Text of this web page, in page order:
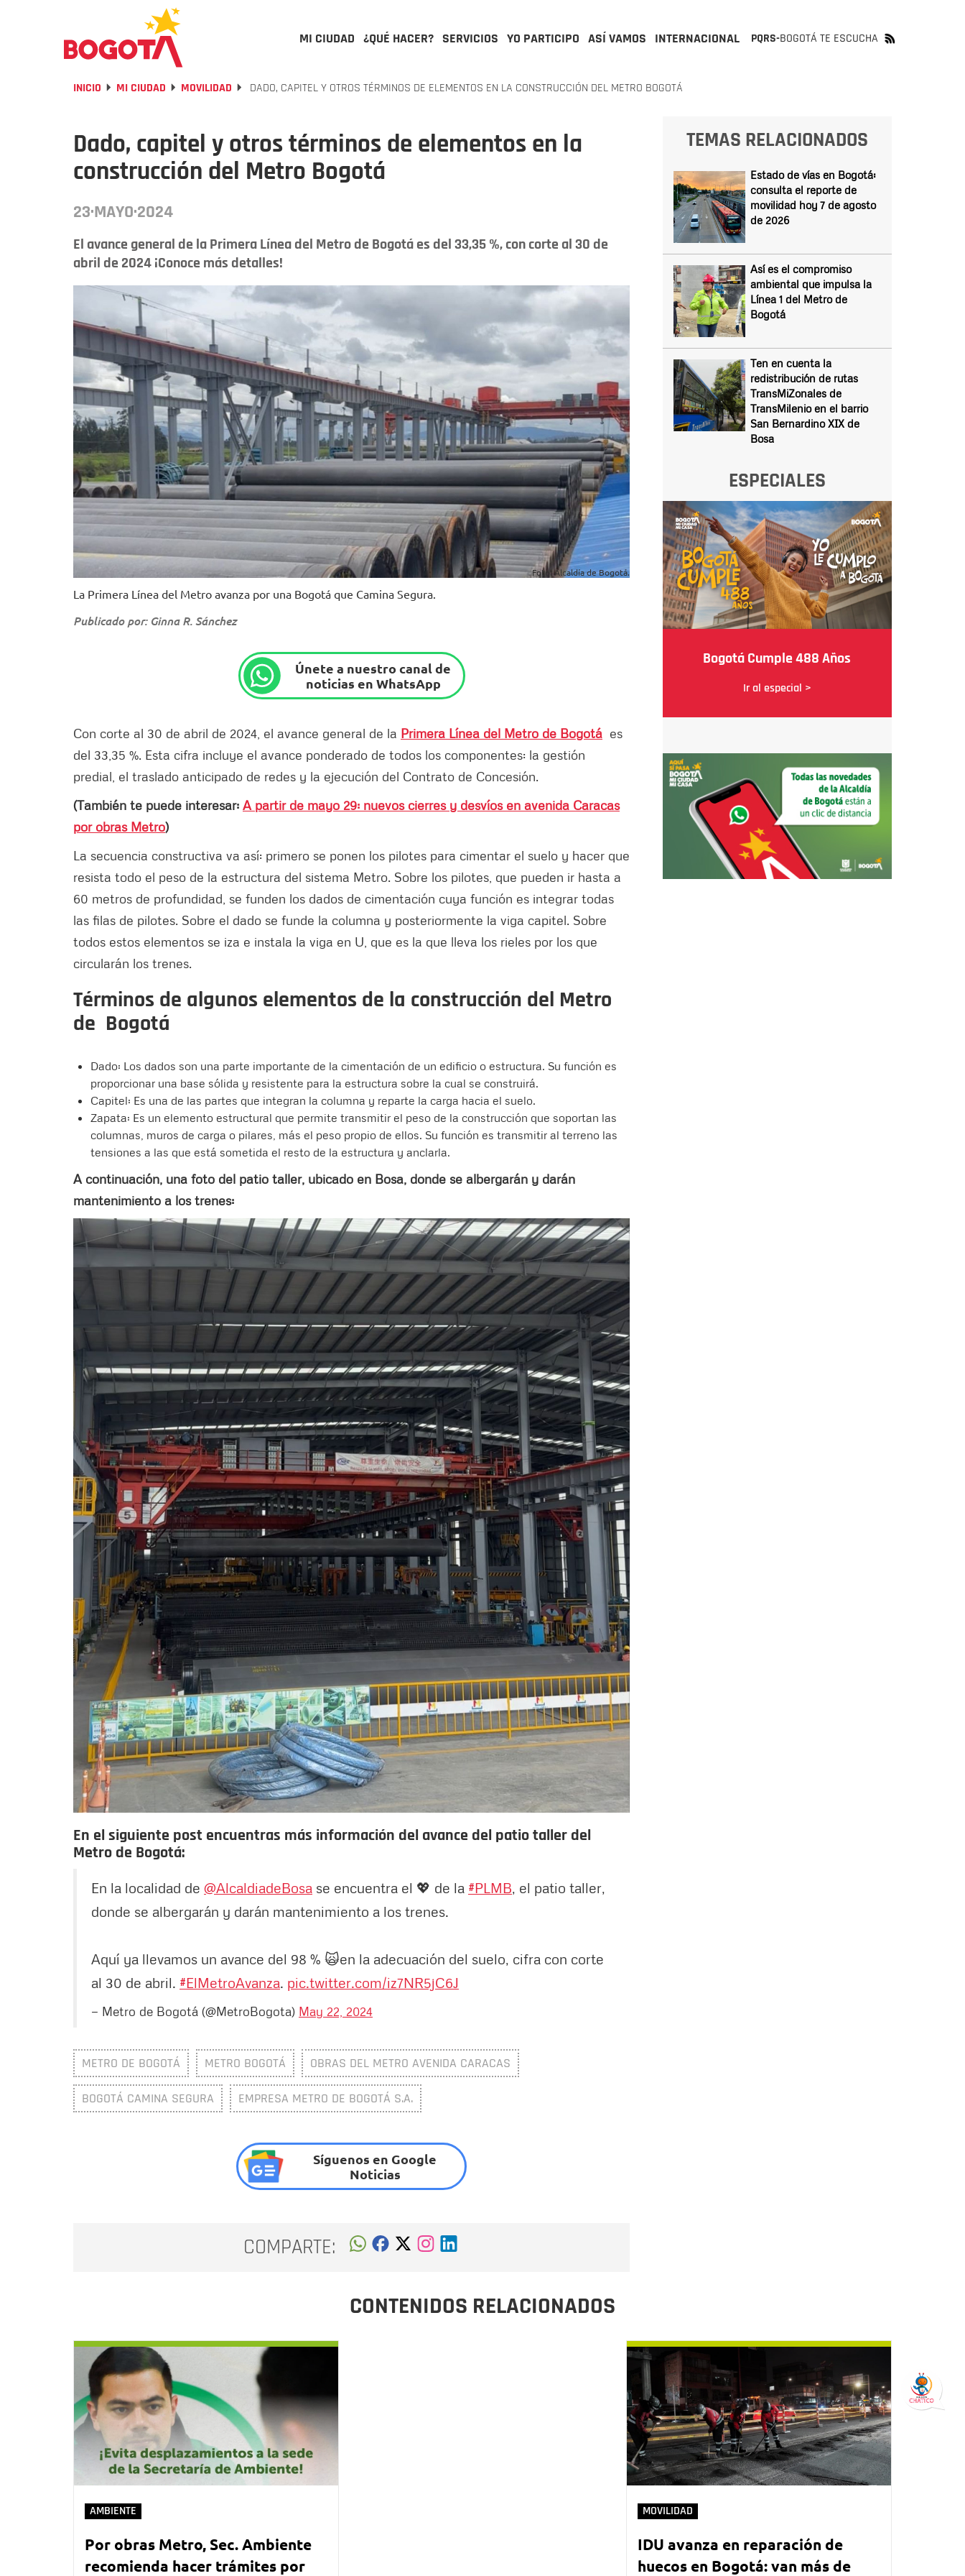
MI CIUDAD ¿QUÉ HACER? SERVICIOS YO PARTICIPO ASÍ VAMOS INTERNACIONAL PQRS-BOGOTÁ TE ESCUCHA
INICIO MI CIUDAD MOVILIDAD DADO, CAPITEL Y OTROS TÉRMINOS DE ELEMENTOS EN LA CONSTRUCCIÓN DEL METRO BOGOTÁ
Dado, capitel y otros términos de elementos en la
construcción del Metro Bogotá
23·MAYO·2024
El avance general de la Primera Línea del Metro de Bogotá es del 33,35 %, con corte al 30 de
abril de 2024 ¡Conoce más detalles!
Foto: Alcaldía de Bogotá.
La Primera Línea del Metro avanza por una Bogotá que Camina Segura.
Publicado por: Ginna R. Sánchez
Únete a nuestro canal de
noticias en WhatsApp
Con corte al 30 de abril de 2024, el avance general de la Primera Línea del Metro de Bogotá es
del 33,35 %. Esta cifra incluye el avance ponderado de todos los componentes: la gestión
predial, el traslado anticipado de redes y la ejecución del Contrato de Concesión.
(También te puede interesar: A partir de mayo 29: nuevos cierres y desvíos en avenida Caracas
por obras Metro)
La secuencia constructiva va así: primero se ponen los pilotes para cimentar el suelo y hacer que
resista todo el peso de la estructura del sistema Metro. Sobre los pilotes, que pueden ir hasta a
60 metros de profundidad, se funden los dados de cimentación cuya función es integrar todas
las filas de pilotes. Sobre el dado se funde la columna y posteriormente la viga capitel. Sobre
todos estos elementos se iza e instala la viga en U, que es la que lleva los rieles por los que
circularán los trenes.
Términos de algunos elementos de la construcción del Metro
de Bogotá
Dado: Los dados son una parte importante de la cimentación de un edificio o estructura. Su función es
proporcionar una base sólida y resistente para la estructura sobre la cual se construirá.
Capitel: Es una de las partes que integran la columna y reparte la carga hacia el suelo.
Zapata: Es un elemento estructural que permite transmitir el peso de la construcción que soportan las
columnas, muros de carga o pilares, más el peso propio de ellos. Su función es transmitir al terreno las
tensiones a las que está sometida el resto de la estructura y anclarla.
A continuación, una foto del patio taller, ubicado en Bosa, donde se albergarán y darán
mantenimiento a los trenes:
En el siguiente post encuentras más información del avance del patio taller del
Metro de Bogotá:
En la localidad de @AlcaldiadeBosa se encuentra el 💖 de la #PLMB, el patio taller,
donde se albergarán y darán mantenimiento a los trenes.
Aquí ya llevamos un avance del 98 % 🙀en la adecuación del suelo, cifra con corte
al 30 de abril. #ElMetroAvanza. pic.twitter.com/iz7NR5jC6J
— Metro de Bogotá (@MetroBogota) May 22, 2024
METRO DE BOGOTÁ METRO BOGOTÁ OBRAS DEL METRO AVENIDA CARACAS
BOGOTÁ CAMINA SEGURA EMPRESA METRO DE BOGOTÁ S.A.
Síguenos en Google
Noticias
COMPARTE:
TEMAS RELACIONADOS
Estado de vías en Bogotá:
consulta el reporte de
movilidad hoy 7 de agosto
de 2026
Así es el compromiso
ambiental que impulsa la
Línea 1 del Metro de
Bogotá
Ten en cuenta la
redistribución de rutas
TransMiZonales de
TransMilenio en el barrio
San Bernardino XIX de
Bosa
ESPECIALES
Bogotá Cumple 488 Años
Ir al especial >
CONTENIDOS RELACIONADOS
AMBIENTE
Por obras Metro, Sec. Ambiente
recomienda hacer trámites por
MOVILIDAD
IDU avanza en reparación de
huecos en Bogotá: van más de